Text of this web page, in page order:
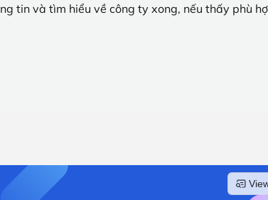
tin và tìm hiểu về công ty xong, nếu thấy phù